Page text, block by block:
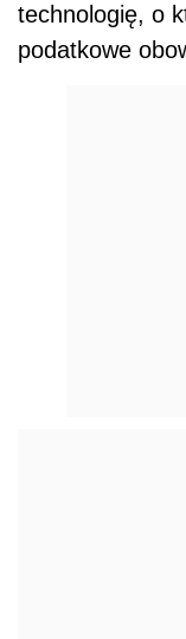
technologię, o
podatkowe